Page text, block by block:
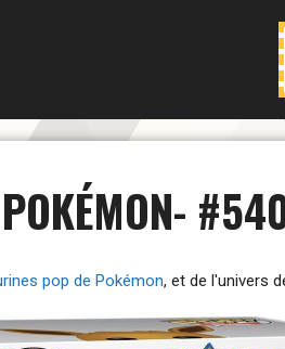
pop de Pokémon, et de l'univers